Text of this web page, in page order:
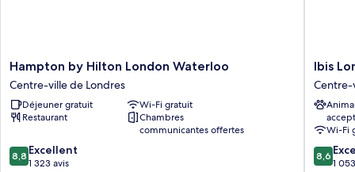
Hampton
by
Hilton
London
Waterloo
ville
de
Hampton by Hilton London Waterloo
Centre-ville de Londres
Déjeuner gratuit
Wi-Fi gratuit
Restaurant
Chambres
communicantes offertes
8.8
sur
8,8 Excellent
1 323 avis
Ibis
London
Centre-
ville
de
Londres
Ibis
Centre-
Wi-Fi
8.6
sur
8,6
1